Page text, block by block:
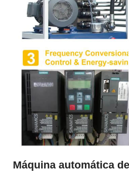
Máquina automática